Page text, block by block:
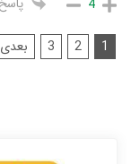
4 پاسخ
1
2
3